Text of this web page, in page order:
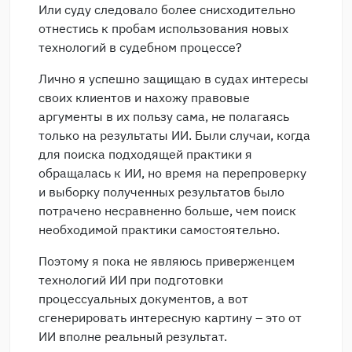
Или суду следовало более снисходительно
отнестись к пробам использования новых
технологий в судебном процессе?
Лично я успешно защищаю в судах интересы
своих клиентов и нахожу правовые
аргументы в их пользу сама, не полагаясь
только на результаты ИИ. Были случаи, когда
для поиска подходящей практики я
обращалась к ИИ, но время на перепроверку
и выборку полученных результатов было
потрачено несравненно больше, чем поиск
необходимой практики самостоятельно.
Поэтому я пока не являюсь приверженцем
технологий ИИ при подготовки
процессуальных документов, а вот
сгенерировать интересную картину – это от
ИИ вполне реальный результат.